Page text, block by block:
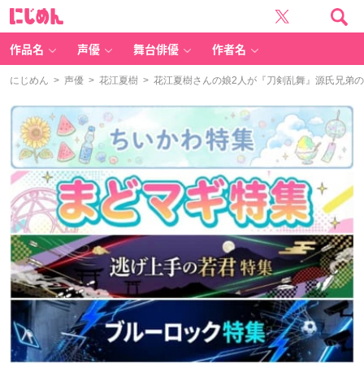
作品名 声優 舞台俳優 作者名
にじめん > 声優 > 花江夏樹 > 花江夏樹さんの娘2人が『刀剣乱舞』源氏兄弟